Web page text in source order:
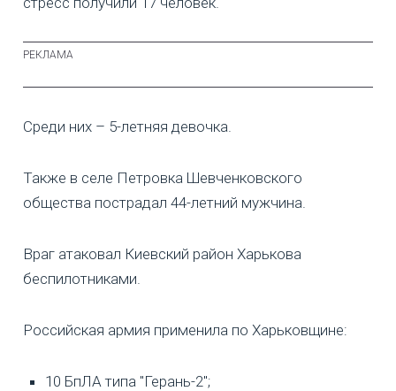
Среди них – 5-летняя девочка.
Также в селе Петровка Шевченковского
общества пострадал 44-летний мужчина.
Враг атаковал Киевский район Харькова
беспилотниками.
Российская армия применила по Харьковщине:
10 БпЛА типа "Герань-2";